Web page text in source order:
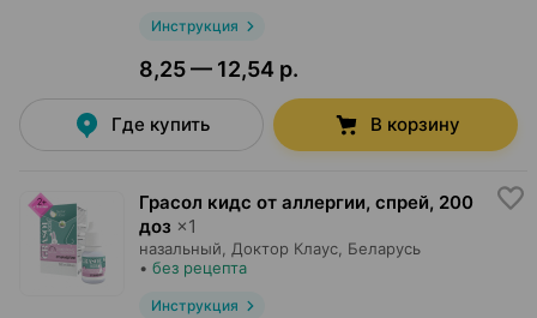
Инструкция
8,25 — 12,54 р.
Где купить В корзину
Грасол кидс от аллергии, спрей, 200
доз ×1
назальный, Доктор Клаус, Беларусь
• без рецепта
Инструкция